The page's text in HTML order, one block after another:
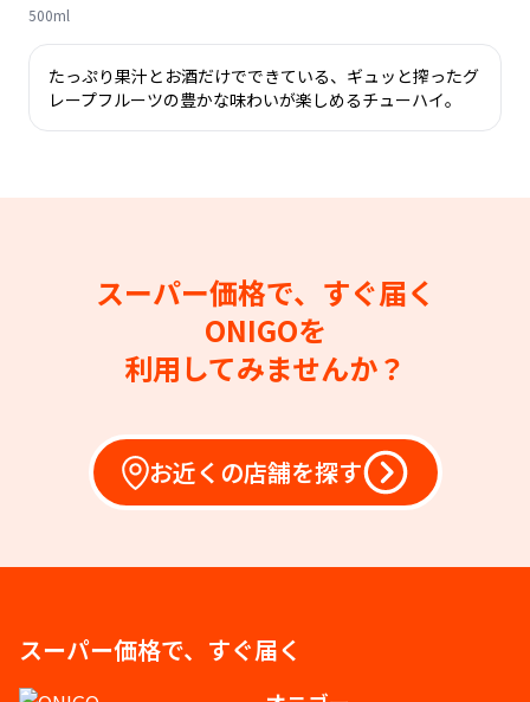
500ml
たっぷり果汁とお酒だけでできている、ギュッと搾ったグ
レープフルーツの豊かな味わいが楽しめるチューハイ。
スーパー価格で、すぐ届く
ONIGOを
利用してみませんか？
お近くの店舗を探す
スーパー価格で、すぐ届く